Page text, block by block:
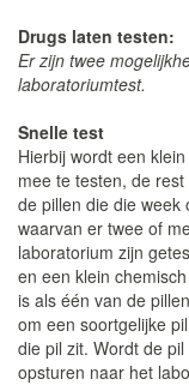
Drugs laten testen:
Er zijn twee
laboratoriumtest.
Snelle test
Hierbij wordt een
mee te testen, de
de pillen die die week
waarvan er twee of
laboratorium zijn
en een klein
is als één van de
om een soortgelijke
die pil zit. Wordt de
opsturen naar het